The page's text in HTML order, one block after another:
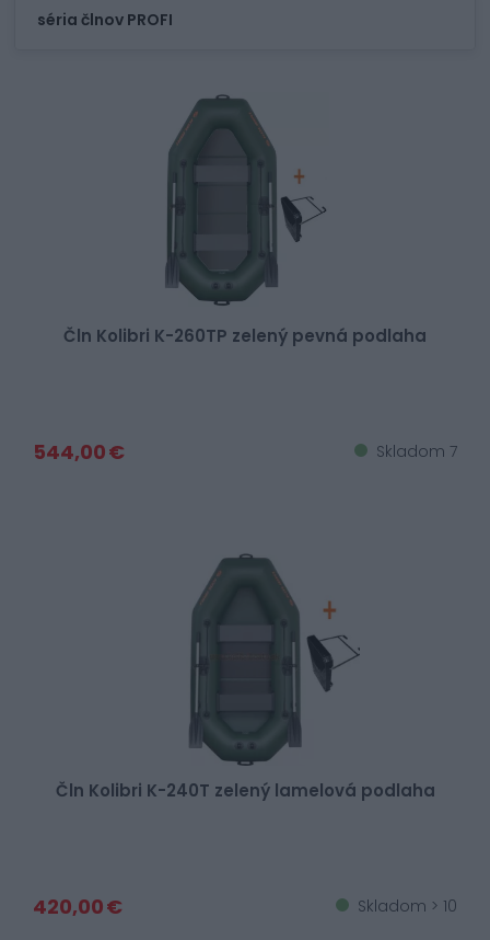
séria člnov PROFI
Čln Kolibri K-260TP zelený pevná podlaha
544,00 € Skladom 7
Čln Kolibri K-240T zelený lamelová podlaha
420,00 € Skladom > 10